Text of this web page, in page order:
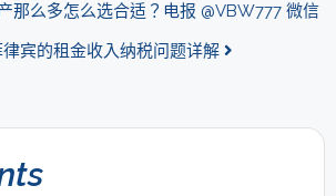
那么多怎么选合适？电报 @VBW777 微信
宾的租金收入纳税问题详解